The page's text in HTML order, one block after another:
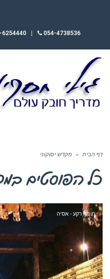
054-4738536
6254440
דף הבית » מקדש יסוקוני
כל הפוסטים ב
חומר רקע - אסיה